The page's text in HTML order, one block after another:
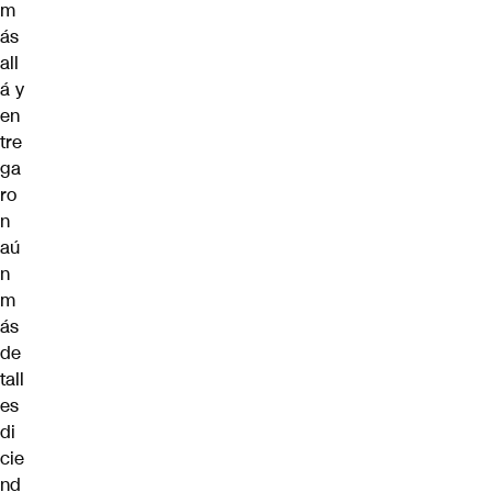
m
ás
all
á y
en
tre
ga
ro
n
aú
n
m
ás
de
tall
es
di
cie
nd